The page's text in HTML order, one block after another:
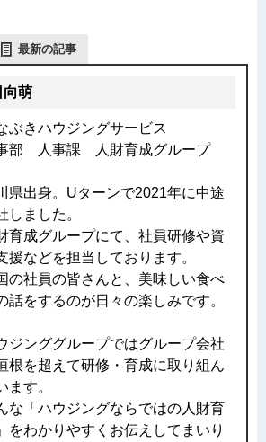
最新の記事
向萌
ぶきハウジングサービス
部 人事課 人財育成グループ
県出身。Uターンで2021年に中途
しました。
育成グループにて、社員研修や資
援などを担当しております。
の社員の皆さんと、美味しい食べ
話をするのが日々の楽しみです。
ジンググループではグループ会社
根を超えて研修・育成に取り組ん
ます。
な「ハウジングならではの人財育
をわかりやすくお伝えしてまいり